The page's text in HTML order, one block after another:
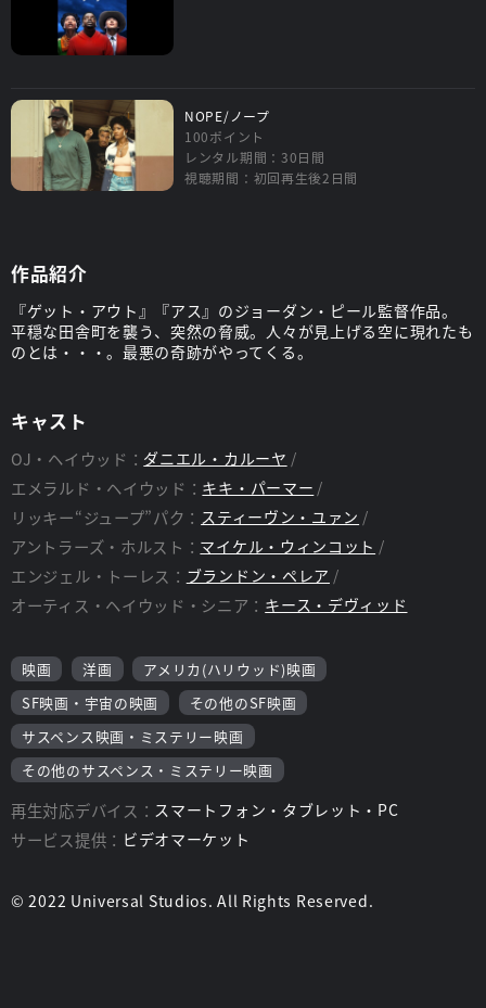
NOPE/ノープ
100ポイント
レンタル期間：30日間
視聴期間：初回再生後2日間
作品紹介
『ゲット・アウト』『アス』のジョーダン・ピール監督作品。
平穏な田舎町を襲う、突然の脅威。人々が見上げる空に現れたも
のとは・・・。最悪の奇跡がやってくる。
キャスト
OJ・ヘイウッド： ダニエル・カルーヤ
エメラルド・ヘイウッド： キキ・パーマー
リッキー“ジュープ”パク： スティーヴン・ユァン
アントラーズ・ホルスト： マイケル・ウィンコット
エンジェル・トーレス： ブランドン・ペレア
オーティス・ヘイウッド・シニア： キース・デヴィッド
映画 洋画
アメリカ(ハリウッド)映画
SF映画・宇宙の映画
その他のSF映画
サスペンス映画・ミステリー映画
その他のサスペンス・ミステリー映画
再生対応デバイス： スマートフォン・タブレット・PC
サービス提供： ビデオマーケット
© 2022 Universal Studios. All Rights Reserved.